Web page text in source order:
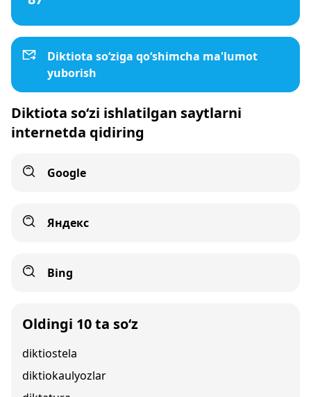
Diktiota so‘ziga qo‘shimcha ma'lumot
yuborish
Diktiota so‘zi ishlatilgan saytlarni
internetda qidiring
Google
Яндекс
Bing
Oldingi 10 ta so‘z
diktiostela
diktiokaulyozlar